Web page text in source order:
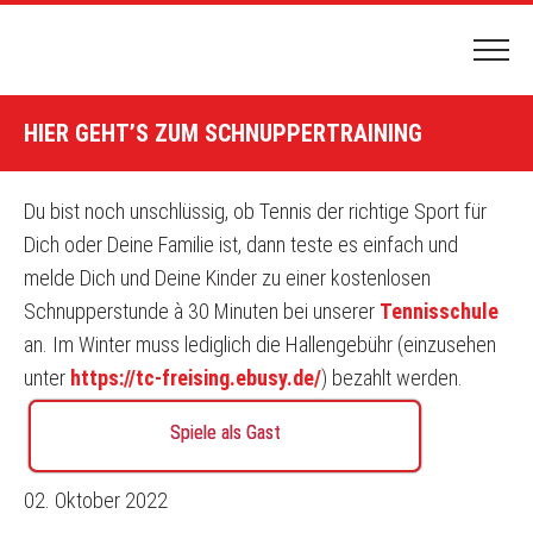
HALLENBUCHUNG
DER CLUB
CLUBGELÄNDE & ANFAHRT
NEWS & TERMINE
VORSTAND
VEREINSCHRONIK
TENNIS SPIELEN
HIER GEHT’S ZUM SCHNUPPERTRAINING
Du bist noch unschlüssig, ob Tennis der richtige Sport für
Dich oder Deine Familie ist, dann teste es einfach und
melde Dich und Deine Kinder zu einer kostenlosen
Schnupperstunde à 30 Minuten bei unserer Tennisschule
an. Im Winter muss lediglich die Hallengebühr (einzusehen
unter https://tc-freising.ebusy.de/) bezahlt werden.
Spiele als Gast
02. Oktober 2022